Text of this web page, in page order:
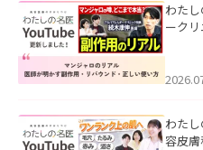
わた
ーク
た。
わた
容皮